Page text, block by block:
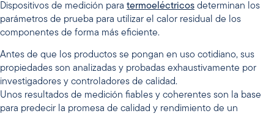
Dispositivos de medición para termoeléctricos determinan los
parámetros de prueba para utilizar el calor residual de los
componentes de forma más eficiente.
Antes de que los productos se pongan en uso cotidiano, sus
propiedades son analizadas y probadas exhaustivamente por
investigadores y controladores de calidad.
Unos resultados de medición fiables y coherentes son la base
para predecir la promesa de calidad y rendimiento de un